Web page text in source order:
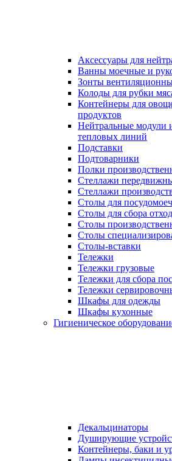
Аксессуары для
Ванны моечные и
Зонты
Колоды для рубки
Контейнеры для
продуктов
Нейтральные модули
тепловых линий
Подставки
Подтоварники
Полки
Стеллажи
Стеллажи
Столы для
Столы для сбора
Столы
Столы
Столы-вставки
Тележки
Тележки грузовые
Тележки для сбора
Тележки
Шкафы для одежды
Шкафы кухонные
Гигиеническое
Декальцинаторы
Душирующие
Контейнеры, баки и